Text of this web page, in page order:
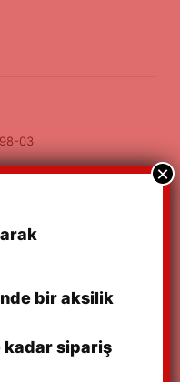
98-03
bir aksilik
kadar sipariş
×